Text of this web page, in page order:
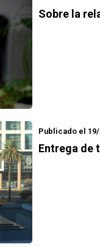
Sobre la
Publicado el
Entrega de